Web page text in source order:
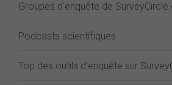
Groupes d'enquête de
Podcasts scientifiques
Top des outils d'enquête sur